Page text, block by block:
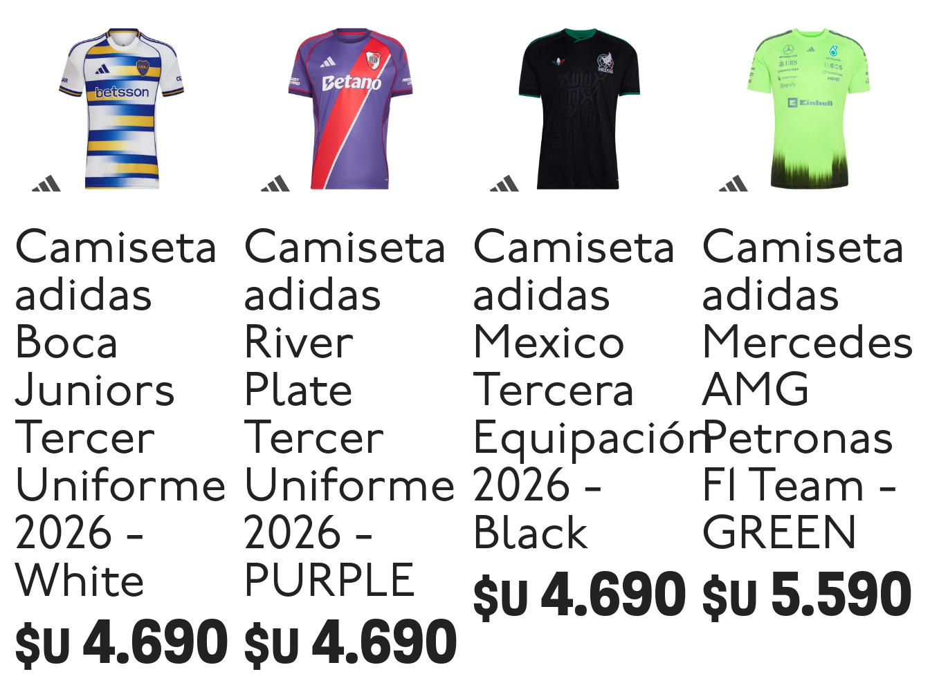
Camiseta
adidas
Boca
Juniors
Tercer
Uniforme
2026 -
White
$U 4.690
Camiseta
adidas
River
Plate
Tercer
Uniforme
2026 -
PURPLE
$U 4.690
Camiseta
adidas
Mexico
Tercera
Equipación
2026 -
Black
$U 4.690
Camiseta
adidas
Mercedes
AMG
Petronas
F1 Team -
GREEN
$U 5.590